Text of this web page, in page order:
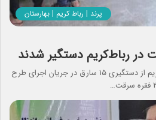
پرند | رباط کریم | بهارستان
فرمانده انتظامی شهرستان رباط‌کریم از دستگیری ۱۵ سارق در جریان اجرای طرح